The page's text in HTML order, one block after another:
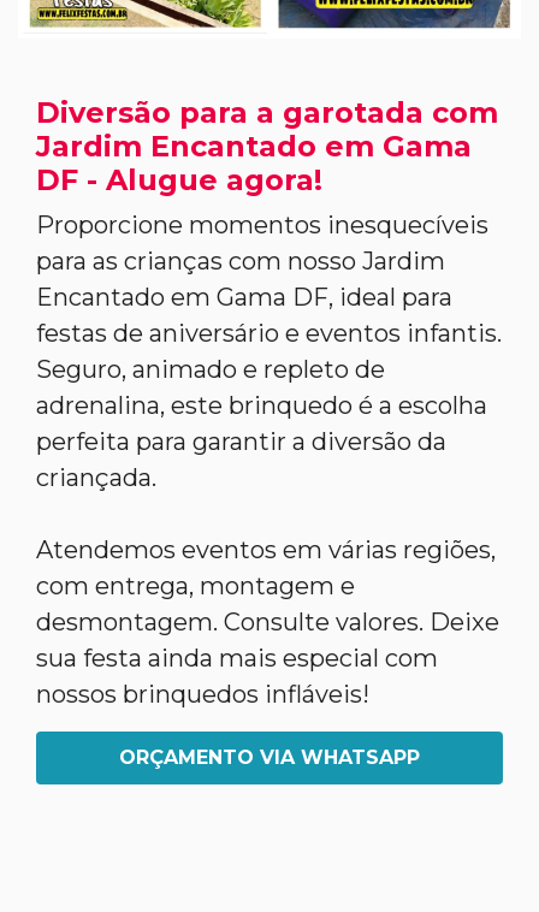
Diversão para a garotada com
Jardim Encantado em Gama
DF - Alugue agora!
Proporcione momentos inesquecíveis
para as crianças com nosso Jardim
Encantado em Gama DF, ideal para
festas de aniversário e eventos infantis.
Seguro, animado e repleto de
adrenalina, este brinquedo é a escolha
perfeita para garantir a diversão da
criançada.
Atendemos eventos em várias regiões,
com entrega, montagem e
desmontagem. Consulte valores. Deixe
sua festa ainda mais especial com
nossos brinquedos infláveis!
ORÇAMENTO VIA WHATSAPP